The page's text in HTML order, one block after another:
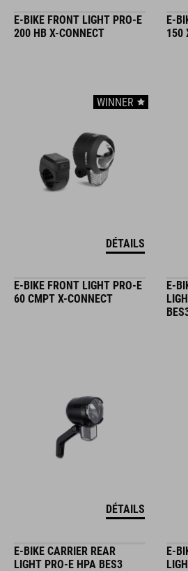
E-BIKE FRONT LIGHT PRO-E
200 HB X-CONNECT
WINNER
DÉTAILS
E-
150
E-BIKE FRONT LIGHT PRO-E
60 CMPT X-CONNECT
DÉTAILS
E-
E-BIKE CARRIER REAR
LIGHT PRO-E HPA BES3
E-